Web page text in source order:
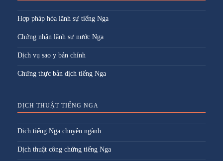
Hợp pháp hóa lãnh sự tiếng Nga
Chứng nhận lãnh sự nước Nga
Dịch vụ sao y bản chính
Chứng thực bản dịch tiếng Nga
DỊCH THUẬT TIẾNG NGA
Dịch tiếng Nga chuyên ngành
Dịch thuật công chứng tiếng Nga